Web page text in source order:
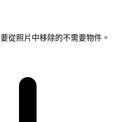
從照片中移除的不需要物件。